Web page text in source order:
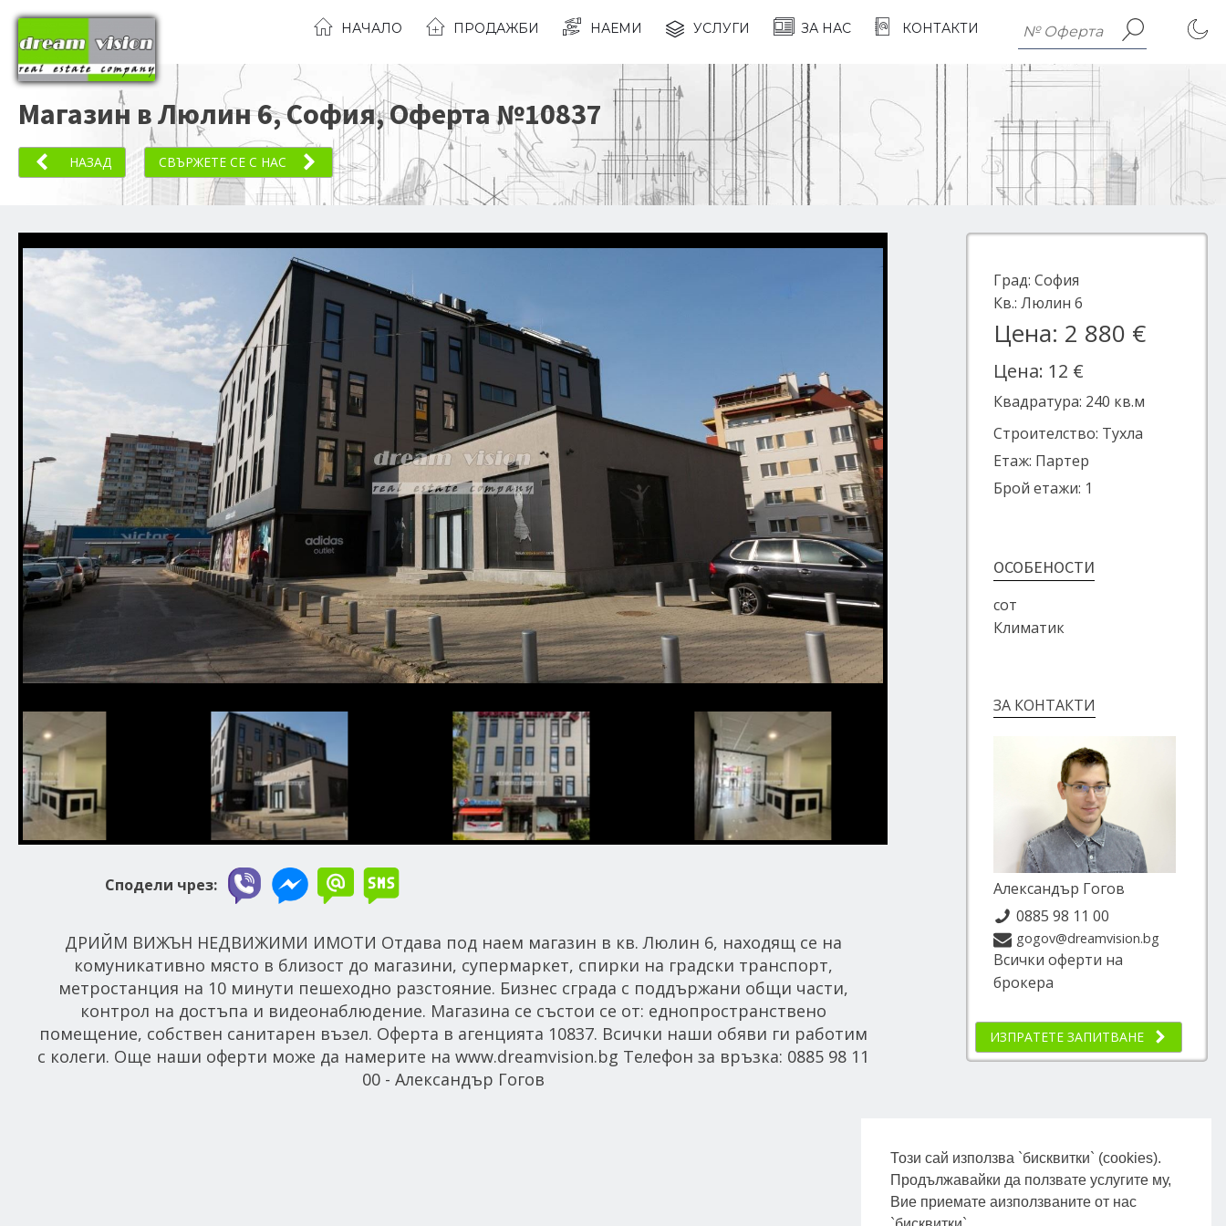
Този сай използва `бисквитки` (cookies).
Продължавайки да ползвате услугите му,
Вие приемате аизползваните от нас
НАЧАЛО ПРОДАЖБИ НАЕМИ УСЛУГИ ЗА НАС КОНТАКТИ
Магазин в Люлин 6, София, Оферта №10837
НАЗАД СВЪРЖЕТЕ СЕ С НАС
Сподели чрез:
ДРИЙМ ВИЖЪН НЕДВИЖИМИ ИМОТИ Отдава под наем магазин в кв. Люлин 6, находящ се на
комуникативно място в близост до магазини, супермаркет, спирки на градски транспорт,
метростанция на 10 минути пешеходно разстояние. Бизнес сграда с поддържани общи части,
контрол на достъпа и видеонаблюдение. Магазина се състои се от: еднопространствено
помещение, собствен санитарен възел. Оферта в агенцията 10837. Всички наши обяви ги работим
с колеги. Още наши оферти може да намерите на www.dreamvision.bg Телефон за връзка: 0885 98 11
00 - Александър Гогов
Град:София
Кв.:Люлин 6
Цена: 2 880 €
Цена: 12 €
Квадратура: 240 кв.м
Строителство: Тухла
Етаж: Партер
Брой етажи: 1
ОСОБЕНОСТИ
сот
Климатик
ЗА КОНТАКТИ
Александър Гогов
0885 98 11 00
gogov@dreamvision.bg
Всички оферти на
брокера
ИЗПРАТЕТЕ ЗАПИТВАНЕ